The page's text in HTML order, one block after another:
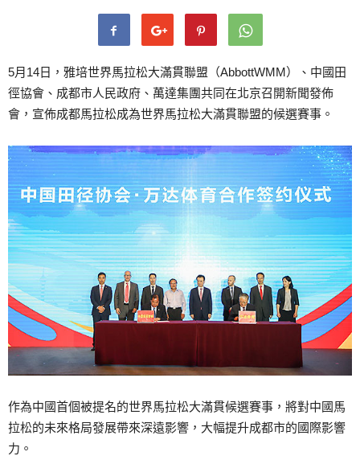
5月14日，雅培世界馬拉松大滿貫聯盟（AbbottWMM）、中國田
徑協會、成都市人民政府、萬達集團共同在北京召開新聞發佈
會，宣佈成都馬拉松成為世界馬拉松大滿貫聯盟的候選賽事。
作為中國首個被提名的世界馬拉松大滿貫候選賽事，將對中國馬
拉松的未來格局發展帶來深遠影響，大幅提升成都市的國際影響
力。